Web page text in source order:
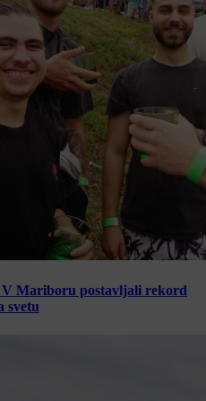
Mariboru postavljali rekord
svetu